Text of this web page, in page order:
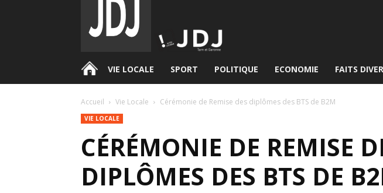
. VIE LOCALE SPORT POLITIQUE ECONOMIE FAITS
Accueil Vie Locale Cérémonie de Remise des diplômes des BTS de B2M
VIE LOCALE
CÉRÉMONIE DE REMISE
DIPLÔMES DES BTS DE